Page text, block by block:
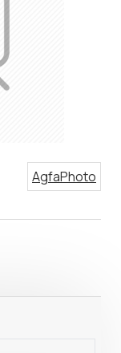
AgfaPhoto